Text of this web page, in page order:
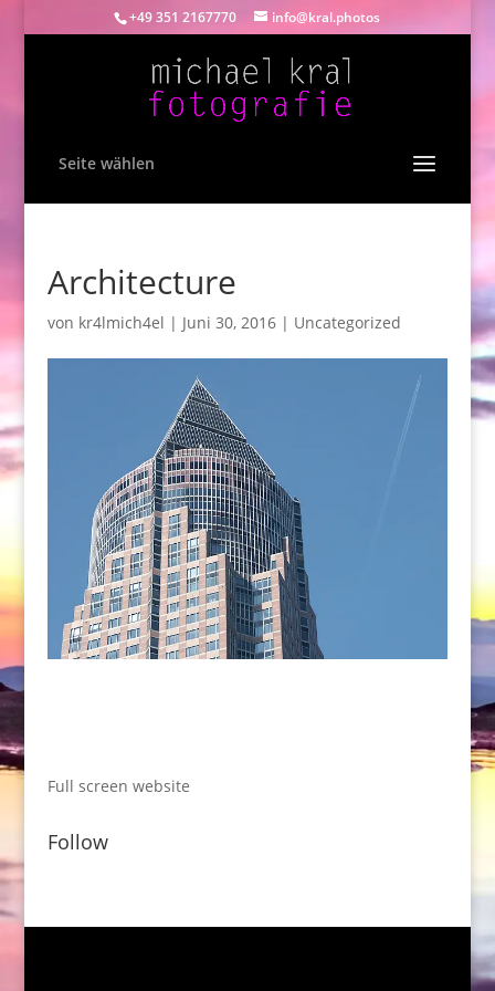
+49 351 2167770 info@kral.photos
Seite wählen
Architecture
von kr4lmich4el | Juni 30, 2016| Uncategorized
Full screen website
Follow